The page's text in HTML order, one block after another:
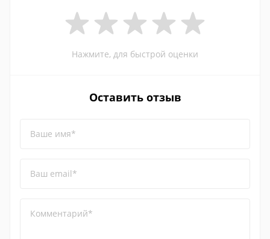
Нажмите, для быстрой оценки
Оставить отзыв
Ваше имя*
Ваш email*
Комментарий*